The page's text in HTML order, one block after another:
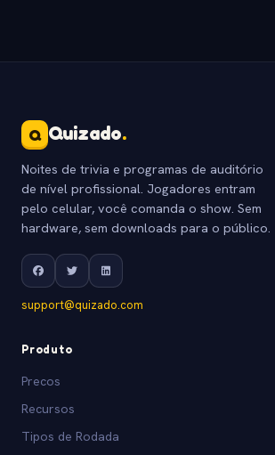
Q Quizado.
Noites de trivia e programas de auditório
de nível profissional. Jogadores entram
pelo celular, você comanda o show. Sem
hardware, sem downloads para o público.
support@quizado.com
Produto
Precos
Recursos
Tipos de Rodada